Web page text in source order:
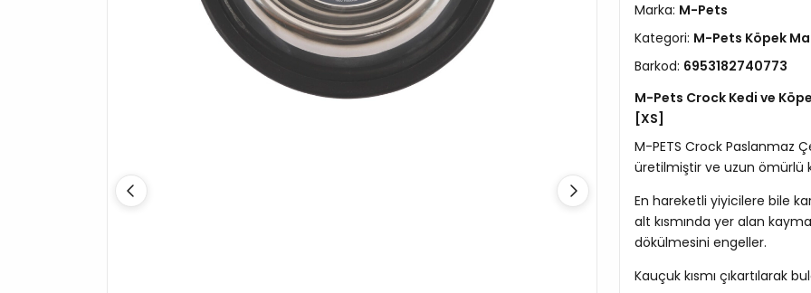
Marka: M-Pets
Kategori: M-Pets Köpek
Barkod: 6953182740773
M-Pets Crock Kedi ve
[XS]
M-PETS Crock Paslanmaz
üretilmiştir ve uzun ömürlü
En hareketli yiyicilere bile
alt kısmında yer alan
dökülmesini engeller.
Kauçuk kısmı çıkartılarak